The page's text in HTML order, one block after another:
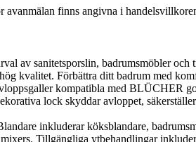
avanmälan finns angivna i
av sanitetsporslin, badrumsmöbler
kvalitet. Förbättra ditt badrum med
kompatibla med BLÜCHER
lock skyddar avloppet,
inkluderar köksblandare,
Tillgängliga ytbehandlingar